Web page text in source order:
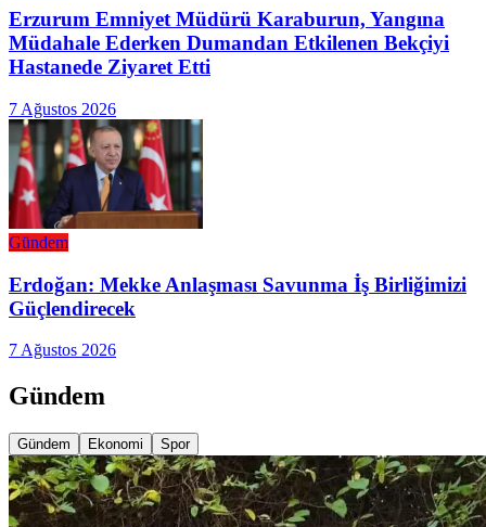
Erzurum Emniyet Müdürü Karaburun, Yangına
Müdahale Ederken Dumandan Etkilenen Bekçiyi
Hastanede Ziyaret Etti
7 Ağustos 2026
Gündem
Erdoğan: Mekke Anlaşması Savunma İş Birliğimizi
Güçlendirecek
7 Ağustos 2026
Gündem
Gündem Ekonomi Spor